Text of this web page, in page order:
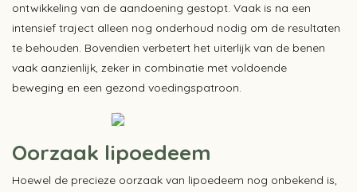
ontwikkeling van de aandoening gestopt. Vaak is na een
intensief traject alleen nog onderhoud nodig om de resultaten
te behouden. Bovendien verbetert het uiterlijk van de benen
vaak aanzienlijk, zeker in combinatie met voldoende
beweging en een gezond voedingspatroon.
Oorzaak lipoedeem
Hoewel de precieze oorzaak van lipoedeem nog onbekend is,